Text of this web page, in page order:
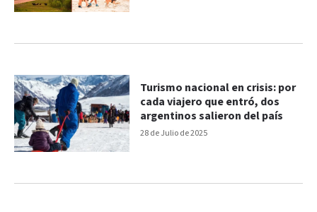
28 de Julio de 2025
Turismo nacional en crisis: por
cada viajero que entró, dos
argentinos salieron del país